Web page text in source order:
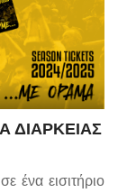
ΔΙΑΡΚΕΙΑΣ
ένα εισιτήριο